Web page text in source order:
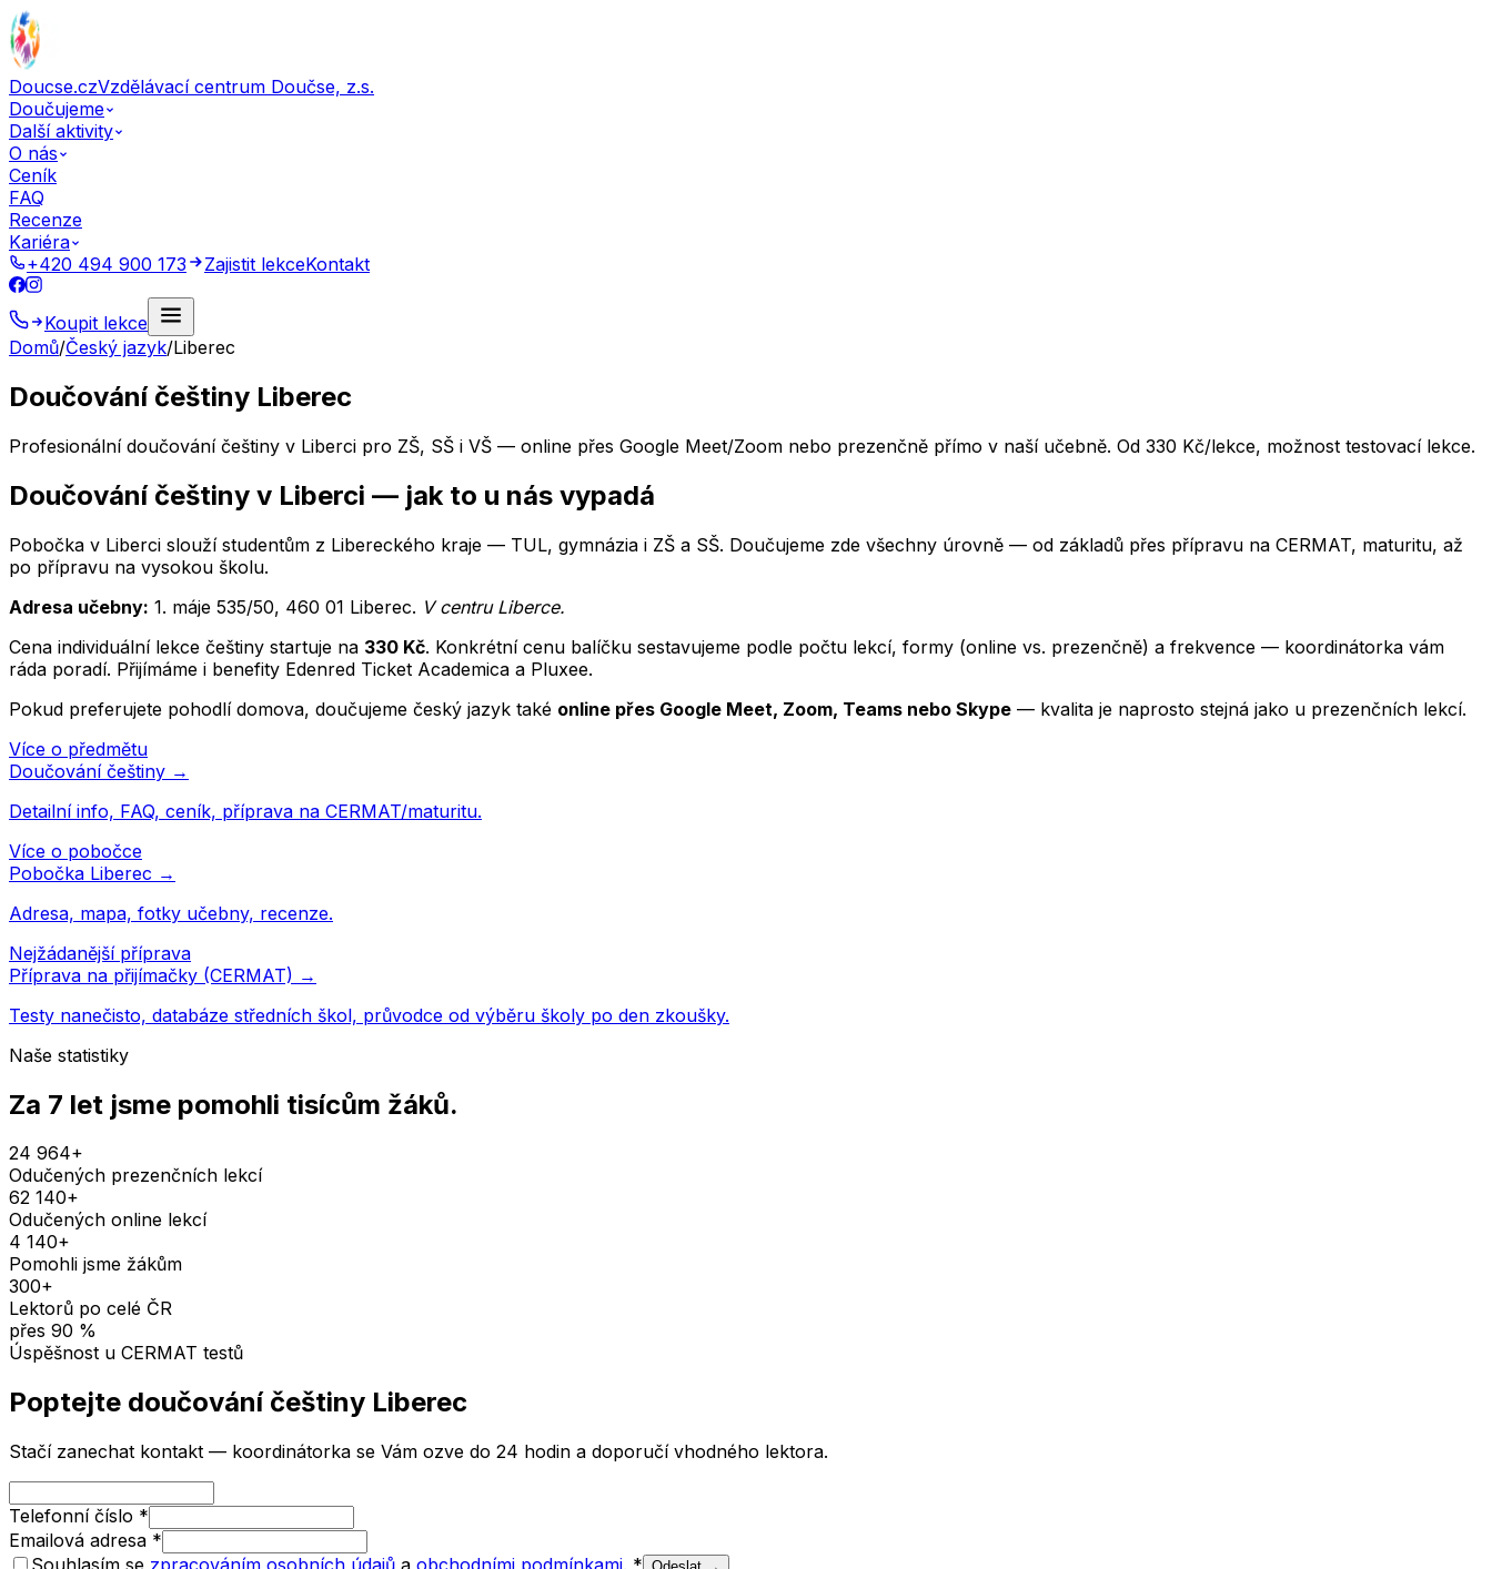
Doucse.czVzdělávací centrum Doučse, z.s.
Doučujeme
Další aktivity
O nás
Ceník
FAQ
Recenze
Kariéra
+420 494 900 173
Zajistit lekceKontakt
Koupit lekce
Domů/Český jazyk/Liberec
Doučování češtiny Liberec
Profesionální doučování češtiny v Liberci pro ZŠ, SŠ i VŠ — online přes Google Meet/Zoom nebo prezenčně přímo v naší učebně. Od 330 Kč/lekce, možnost testovací lekce.
Doučování češtiny v Liberci — jak to u nás vypadá
Pobočka v Liberci slouží studentům z Libereckého kraje — TUL, gymnázia i ZŠ a SŠ. Doučujeme zde všechny úrovně — od základů přes přípravu na CERMAT, maturitu, až
po přípravu na vysokou školu.
Adresa učebny: 1. máje 535/50, 460 01 Liberec. V centru Liberce.
Cena individuální lekce češtiny startuje na 330 Kč. Konkrétní cenu balíčku sestavujeme podle počtu lekcí, formy (online vs. prezenčně) a frekvence — koordinátorka vám
ráda poradí. Přijímáme i benefity Edenred Ticket Academica a Pluxee.
Pokud preferujete pohodlí domova, doučujeme český jazyk také online přes Google Meet, Zoom, Teams nebo Skype — kvalita je naprosto stejná jako u prezenčních lekcí.
Více o předmětu
Doučování češtiny →
Detailní info, FAQ, ceník, příprava na CERMAT/maturitu.
Více o pobočce
Pobočka Liberec →
Adresa, mapa, fotky učebny, recenze.
Nejžádanější příprava
Příprava na přijímačky (CERMAT) →
Testy nanečisto, databáze středních škol, průvodce od výběru školy po den zkoušky.
Naše statistiky
Za 7 let jsme pomohli tisícům žáků.
24 964+
Odučených prezenčních lekcí
62 140+
Odučených online lekcí
4 140+
Pomohli jsme žákům
300+
Lektorů po celé ČR
přes 90 %
Úspěšnost u CERMAT testů
Poptejte doučování češtiny Liberec
Stačí zanechat kontakt — koordinátorka se Vám ozve do 24 hodin a doporučí vhodného lektora.
Telefonní číslo *
Emailová adresa *